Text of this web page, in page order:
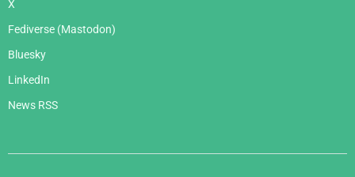
X
Fediverse (Mastodon)
Bluesky
LinkedIn
News RSS